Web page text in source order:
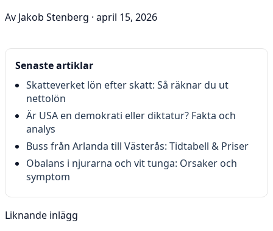
Av Jakob Stenberg · april 15, 2026
Senaste artiklar
Skatteverket lön efter skatt: Så räknar du ut
nettolön
Är USA en demokrati eller diktatur? Fakta och
analys
Buss från Arlanda till Västerås: Tidtabell & Priser
Obalans i njurarna och vit tunga: Orsaker och
symptom
Liknande inlägg